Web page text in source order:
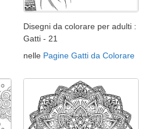
Disegni da colorare per adulti :
Gatti - 21
nelle Pagine Gatti da Colorare